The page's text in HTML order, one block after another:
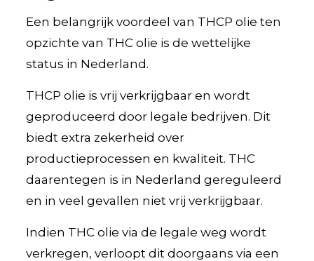
Een belangrijk voordeel van THCP olie ten
opzichte van THC olie is de wettelijke
status in Nederland.
THCP olie is vrij verkrijgbaar en wordt
geproduceerd door legale bedrijven. Dit
biedt extra zekerheid over
productieprocessen en kwaliteit. THC
daarentegen is in Nederland gereguleerd
en in veel gevallen niet vrij verkrijgbaar.
Indien THC olie via de legale weg wordt
verkregen, verloopt dit doorgaans via een